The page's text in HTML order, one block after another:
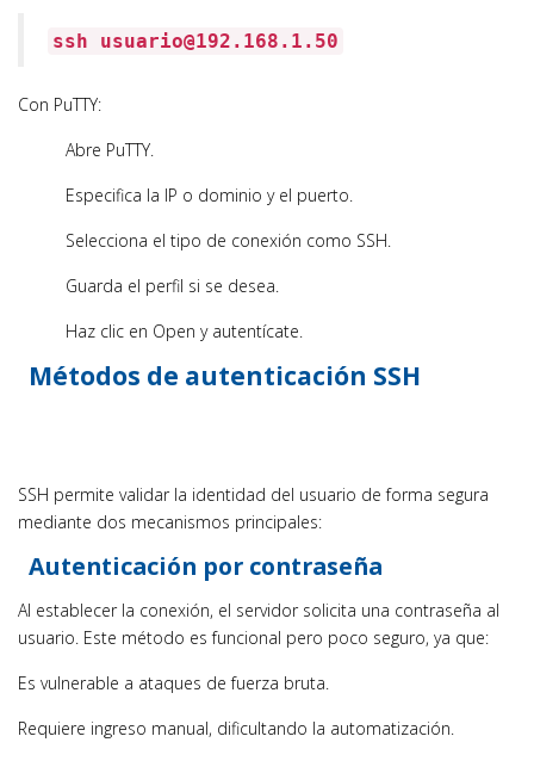
ssh usuario@192.168.1.50
Con PuTTY:
Abre PuTTY.
Especifica la IP o dominio y el puerto.
Selecciona el tipo de conexión como SSH.
Guarda el perfil si se desea.
Haz clic en Open y autentícate.
Métodos de autenticación SSH
SSH permite validar la identidad del usuario de forma segura
mediante dos mecanismos principales:
Autenticación por contraseña
Al establecer la conexión, el servidor solicita una contraseña al
usuario. Este método es funcional pero poco seguro, ya que:
Es vulnerable a ataques de fuerza bruta.
Requiere ingreso manual, dificultando la automatización.